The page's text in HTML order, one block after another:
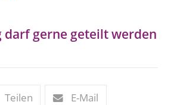
darf gerne geteilt werden
Teilen E-Mail